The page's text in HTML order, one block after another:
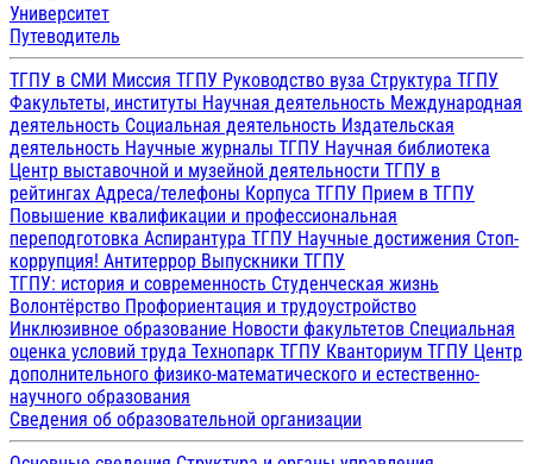
Университет
Путеводитель
ТГПУ в СМИ Миссия ТГПУ Руководство вуза Структура ТГПУ
Факультеты, институты Научная деятельность Международная
деятельность Социальная деятельность Издательская
деятельность Научные журналы ТГПУ Научная библиотека
Центр выставочной и музейной деятельности ТГПУ в
рейтингах Адреса/телефоны Корпуса ТГПУ Прием в ТГПУ
Повышение квалификации и профессиональная
переподготовка Аспирантура ТГПУ Научные достижения Стоп-
коррупция! Антитеррор Выпускники ТГПУ
ТГПУ: история и современность Студенческая жизнь
Волонтёрство Профориентация и трудоустройство
Инклюзивное образование Новости факультетов Специальная
оценка условий труда Технопарк ТГПУ Кванториум ТГПУ Центр
дополнительного физико-математического и естественно-
научного образования
Сведения об образовательной организации